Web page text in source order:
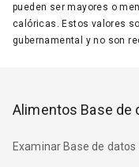
pueden ser mayores o
calóricas. Estos valores
gubernamental y no son
Alimentos Base de
Examinar Base de datos